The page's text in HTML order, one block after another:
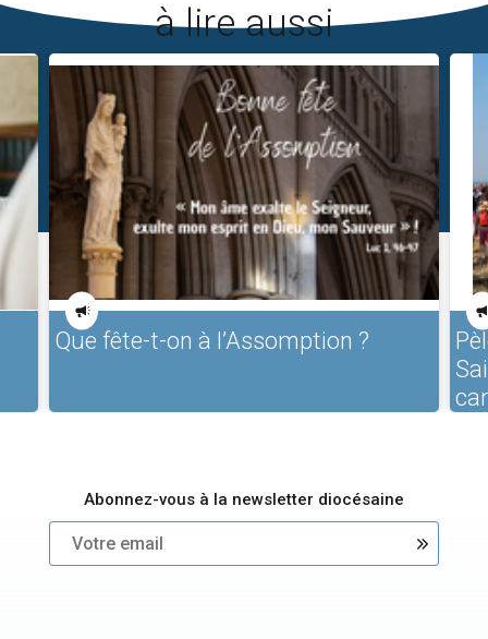
à lire aussi
Que fête-t-on à l’Assomption ?
Abonnez-vous à la newsletter diocésaine